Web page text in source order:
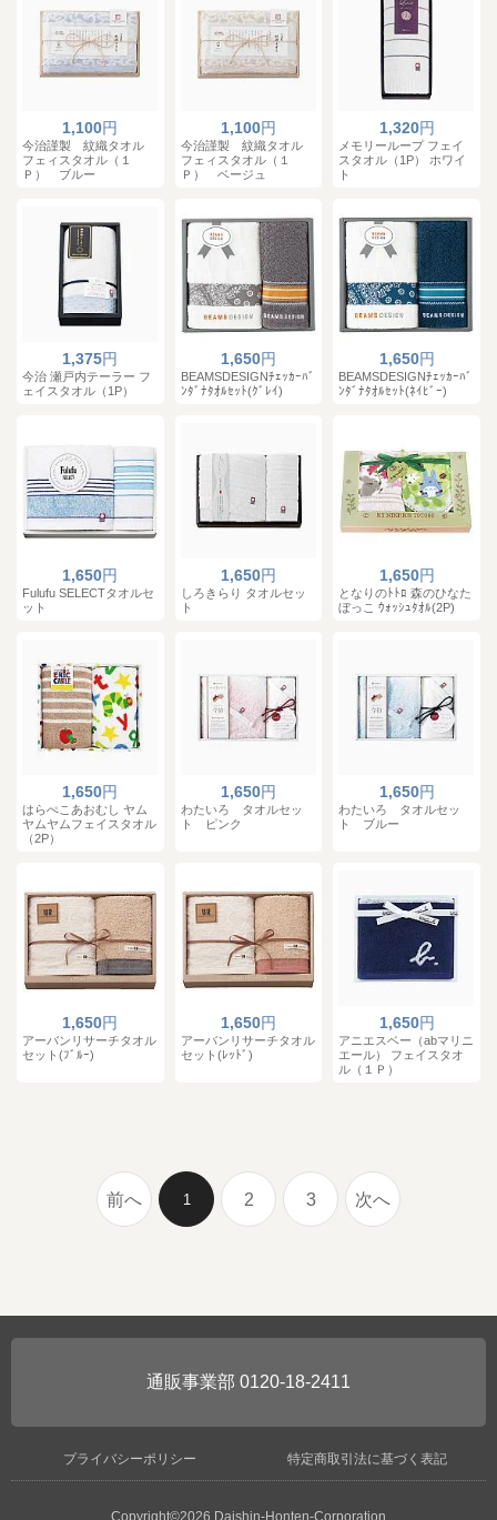
1,100円
今治謹製 紋織タオル
フェィスタオル（１
Ｐ） ブルー
1,100円
今治謹製 紋織タオル
フェィスタオル（１
Ｐ） ベージュ
1,320円
メモリーループ フェイ
スタオル（1P） ホワイ
ト
1,375円
今治 瀬戸内テーラー フ
ェイスタオル（1P）
1,650円
BEAMSDESIGNﾁｪｯｶｰﾊﾞ
ﾝﾀﾞﾅﾀｵﾙｾｯﾄ(ｸﾞﾚｲ)
1,650円
BEAMSDESIGNﾁｪｯｶｰﾊﾞ
ﾝﾀﾞﾅﾀｵﾙｾｯﾄ(ﾈｲﾋﾞｰ)
1,650円
Fulufu SELECTタオルセ
ット
1,650円
しろきらり タオルセッ
ト
1,650円
となりのﾄﾄﾛ 森のひなた
ぼっこ ｳｫｯｼｭﾀｵﾙ(2P)
1,650円
はらぺこあおむし ヤム
ヤムヤムフェイスタオル
（2P）
1,650円
わたいろ タオルセッ
ト ピンク
1,650円
わたいろ タオルセッ
ト ブルー
1,650円
アーバンリサーチタオル
セット(ﾌﾞﾙｰ)
1,650円
アーバンリサーチタオル
セット(ﾚｯﾄﾞ)
1,650円
アニエスベー（abマリニ
エール） フェイスタオ
ル（１Ｐ）
前へ 1 2 3 次へ
0120-18-2411
プライバシーポリシー 特定商取引法に基づく表記
Copyright©2026 Daishin-Honten-Corporation